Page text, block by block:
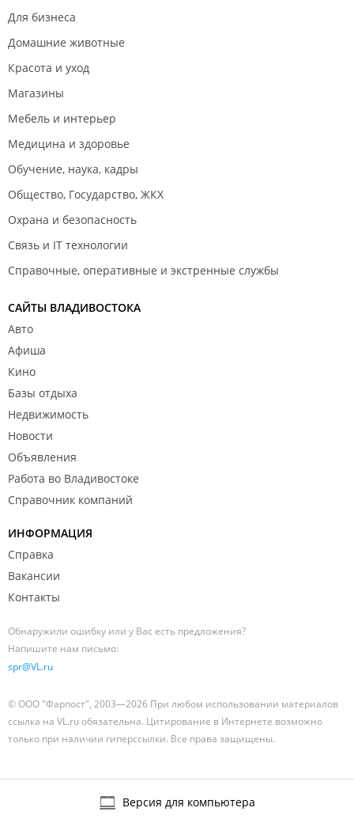
Для бизнеса
Домашние животные
Красота и уход
Магазины
Мебель и интерьер
Медицина и здоровье
Обучение, наука, кадры
Общество, Государство, ЖКХ
Охрана и безопасность
Связь и IT технологии
Справочные, оперативные и экстренные службы
САЙТЫ ВЛАДИВОСТОКА
Авто
Афиша
Кино
Базы отдыха
Недвижимость
Новости
Объявления
Работа во Владивостоке
Справочник компаний
ИНФОРМАЦИЯ
Справка
Вакансии
Контакты
Обнаружили ошибку или у Вас есть предложения?
Напишите нам письмо:
spr@VL.ru
© ООО "Фарпост", 2003—2026 При любом использовании материалов
ссылка на VL.ru обязательна. Цитирование в Интернете возможно
только при наличии гиперссылки. Все права защищены.
Версия для компьютера